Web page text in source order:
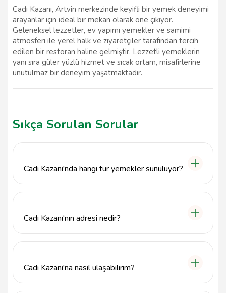
Cadı Kazanı, Artvin merkezinde keyifli bir yemek deneyimi
arayanlar için ideal bir mekan olarak öne çıkıyor.
Geleneksel lezzetler, ev yapımı yemekler ve samimi
atmosferi ile yerel halk ve ziyaretçiler tarafından tercih
edilen bir restoran haline gelmiştir. Lezzetli yemeklerin
yanı sıra güler yüzlü hizmet ve sıcak ortam, misafirlerine
unutulmaz bir deneyim yaşatmaktadır.
Sıkça Sorulan Sorular
Cadı Kazanı'nda hangi tür yemekler sunuluyor?
Cadı Kazanı'nın adresi nedir?
Cadı Kazanı'na nasıl ulaşabilirim?